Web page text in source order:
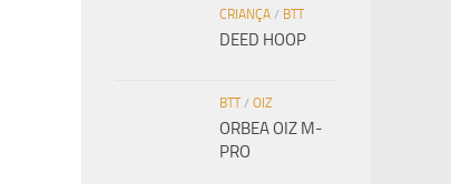
CRIANÇA / BTT
DEED HOOP
BTT/ OIZ
ORBEA OIZ M-
PRO